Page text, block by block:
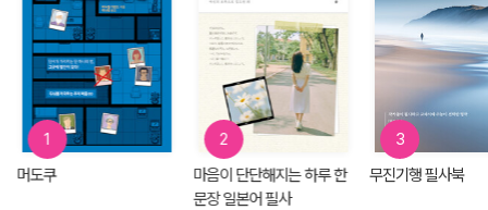
1
머도쿠
2
마음이 단단해지는 하루 한
문장 일본어 필사
3
무진기행 필사북